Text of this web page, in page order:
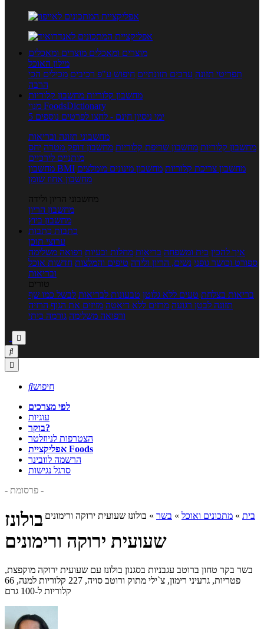
מוצרים ומאכלים מוצרים ומאכלים
מילון האוכל
תפריטי תזונה ערכים תזונתיים חיפוש ע"פ רכיבים מכילים הכי
הרבה
מחשבון קלוריות מחשבון קלוריות
מנוי FoodsDictionary
5 ימי ניסיון חינם - לחצו לפרטים נוספים
מחשבוני תזונה ובריאות
מחשבון קלוריות מחשבון שריפת קלוריות מחשבון דופק מטרה יחס
מותניים לירכיים
מחשבון BMI
מחשבון צריכת קלוריות מחשבון מינונים מומלצים
מחשבון אחוז שומן
מחשבוני הריון ולידה
מחשבון הריון
מחשבון ביוץ
כתבות כתבות
ערוצי תוכן
איך להכין בית ומשפחה בריאות מחלות ובעיות רפואה משלימה
ספורט וכושר גופני נשים, הריון ולידה טיפים והמלצות חדשות אוכל
ובריאות
טורים
בריאות בצלחת טעים ללא גלוטן טבעונות לבריאות לבשל כמו שף
תזונה לבטן רגועה מרזים ללא דיאטה מזיזים את הגוף הרזיה
ורפואה משלימה גורמה ביתי



חיפוש
לפי מצרכים
עוגיות
בוקר?
הצטרפות לניוזלטר
אפליקציית Foods
הרשמה לוובינר
סרגל נגישות
- פרסומת -
בית » מתכונים ואוכל » בשר » בולונז שעועית ירוקה ורימונים בולונז
שעועית ירוקה ורימונים
בשר בקר טחון ברוטב עגבניות בסגנון בולונז עם שעועית ירוקה מוקפצת,
פטריות, גרעיני רימון, צ`ילי מתוק ורוטב סויה, 227 קלוריות למנה, 66
קלוריות ל-100 גרם